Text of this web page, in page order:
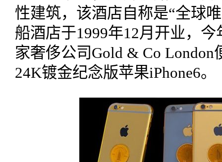
性建筑，该酒店自称是“全球
船酒店于1999年12月开业，
家奢侈公司Gold & Co
24K镀金纪念版苹果iPhone6。